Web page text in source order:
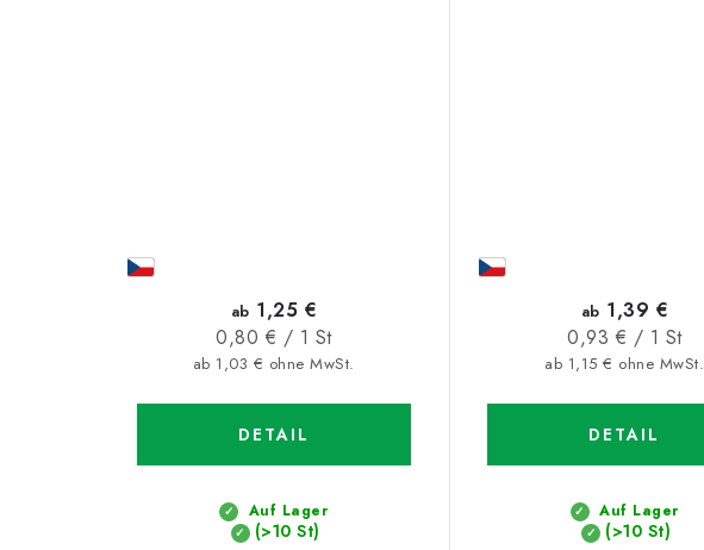
Auf Lager
(>10 St)
ab 1,03 € ohne MwSt.
ab 1,25 €
Verkaufspreis:
0,80 € / 1 St
DETAIL
Auf Lager
(>10 St)
ab 1,15 € ohne MwSt.
ab 1,39 €
Verkaufspreis:
0,93 € / 1 St
DETAIL